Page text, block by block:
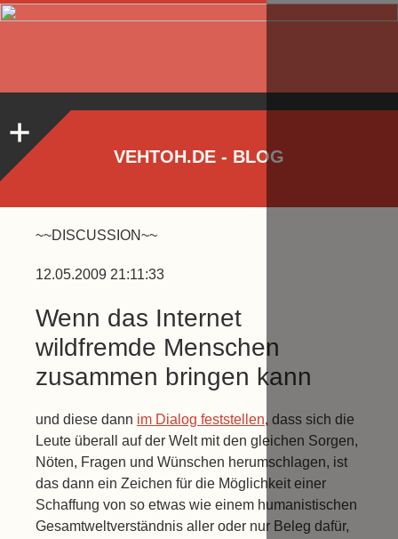
VEHTOH.DE - BLOG
~~DISCUSSION~~
12.05.2009 21:11:33
Wenn das Internet
wildfremde Menschen
zusammen bringen kann
und diese dann im Dialog feststellen, dass sich die
Leute überall auf der Welt mit den gleichen Sorgen,
Nöten, Fragen und Wünschen herumschlagen, ist
das dann ein Zeichen für die Möglichkeit einer
Schaffung von so etwas wie einem humanistischen
Gesamtweltverständnis aller oder nur Beleg dafür,